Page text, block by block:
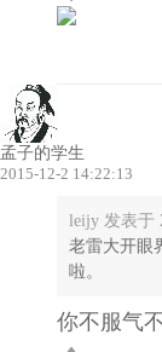
孟子的学生
2015-12-2 14:22:13
leijy 发表于
老雷大开眼
啦。
你不服气